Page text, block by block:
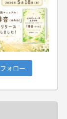
ォロー